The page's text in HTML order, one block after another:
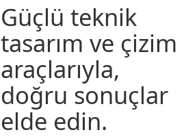
Güçlü teknik
tasarım ve çizim
araçlarıyla,
doğru sonuçlar
elde edin.